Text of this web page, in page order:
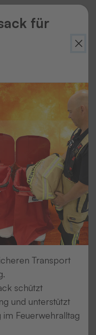
für
Transport
schützt
und unterstützt
im Feuerwehralltag